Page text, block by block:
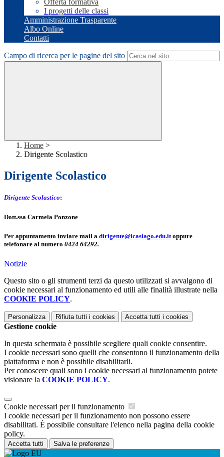
Offerta formativa
I progetti delle classi
Amministrazione Trasparente
Albo Online
Contatti
Campo di ricerca per le pagine del sito
Home >
Dirigente Scolastico
Dirigente Scolastico
Dirigente Scolastico:
Dott.ssa Carmela Ponzone
Per appuntamento inviare mail a dirigente@icasiago.edu.it oppure
telefonare al numero 0424 64292.
Notizie
Questo sito o gli strumenti terzi da questo utilizzati si avvalgono di
cookie necessari al funzionamento ed utili alle finalità illustrate nella
COOKIE POLICY.
Personalizza Rifiuta tutti i cookies Accetta tutti i cookies
Gestione cookie
In questa schermata è possibile scegliere quali cookie consentire.
I cookie necessari sono quelli che consentono il funzionamento della
piattaforma e non è possibile disabilitarli.
Per conoscere quali sono i cookie necessari al funzionamento potete
visionare la COOKIE POLICY.
Cookie necessari per il funzionamento
I cookie necessari per il funzionamento non possono essere
disabilitati. È possibile consultare l'elenco nella pagina della cookie
policy.
Accetta tutti Salva le preferenze